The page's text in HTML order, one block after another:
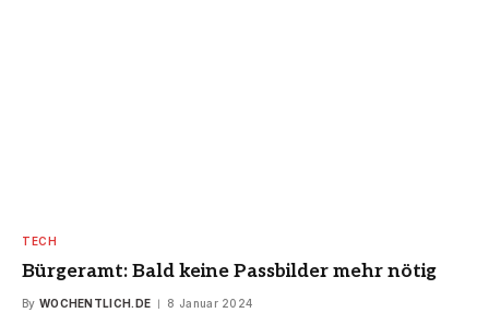
TECH
Bürgeramt: Bald keine Passbilder mehr nötig
By WOCHENTLICH.DE 8 Januar 2024